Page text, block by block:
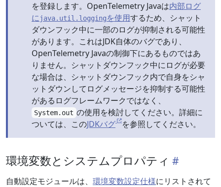
を登録します。OpenTelemetry Javaは内部ログ
にjava.util.loggingを使用するため、シャット
ダウンフック中に一部のログが抑制される可能性
があります。これはJDK自体のバグであり、
OpenTelemetry Javaの制御下にあるものではあ
りません。シャットダウンフック中にログが必要
な場合は、シャットダウンフック内で自身をシャ
ットダウンしてログメッセージを抑制する可能性
があるログフレームワークではなく、
System.out の使用を検討してください。詳細に
ついては、このJDKバグ を参照してください。
環境変数とシステムプロパティ
自動設定モジュールは、 環境変数設定仕様にリストされて